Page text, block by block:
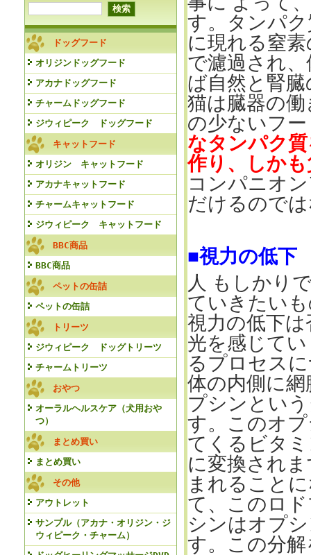
ドッグフード
オリジンドッグフード
アカナドッグフード
チャームドッグフード
ジウィピーク ドッグフード
キャットフード
オリジン キャットフード
アカナキャットフード
チャームキャットフード
ジウィピーク キャットフード
BBC商品
BBC商品
ペットの缶詰
ペットの缶詰
トリーツ
ジウィピーク ドッグトリーツ
チャームトリーツ
おやつ
オーラルヘルスケア（犬用おや
つ）
まとめ買い
まとめ買い
その他
アウトレット
サンプル（アカナ・オリジン・ジ
ウィピーク・チャーム）
す。タンパ
に現れる窒
で濾過され
ば自然と腎
猫は臓器の
の少ないフ
なタンパク
作り、しか
コンパニオ
だけるので
■視力の低下
人 もしかり
ていきたい
視力の低下
光を感じて
るプロセス
体の内側に
プシンとい
す。このオ
てくるビタ
に変換され
まれること
て、このロ
シンはオプ
す。この分